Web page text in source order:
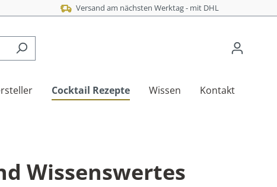
Versand am nächsten Werktag - mit DHL
Cocktail Rezepte Wissen Kontakt
Wissenswertes